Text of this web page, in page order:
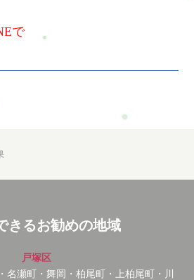
で
きるお勧めの地域
戸塚区
名瀬町・舞岡・柏尾町・上柏尾町・川